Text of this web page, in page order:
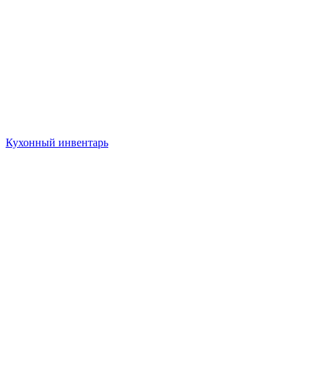
Кухонный инвентарь